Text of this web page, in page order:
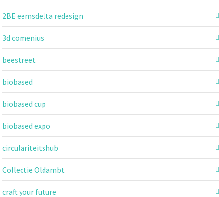
2BE eemsdelta redesign
3d comenius
beestreet
biobased
biobased cup
biobased expo
circulariteitshub
Collectie Oldambt
craft your future